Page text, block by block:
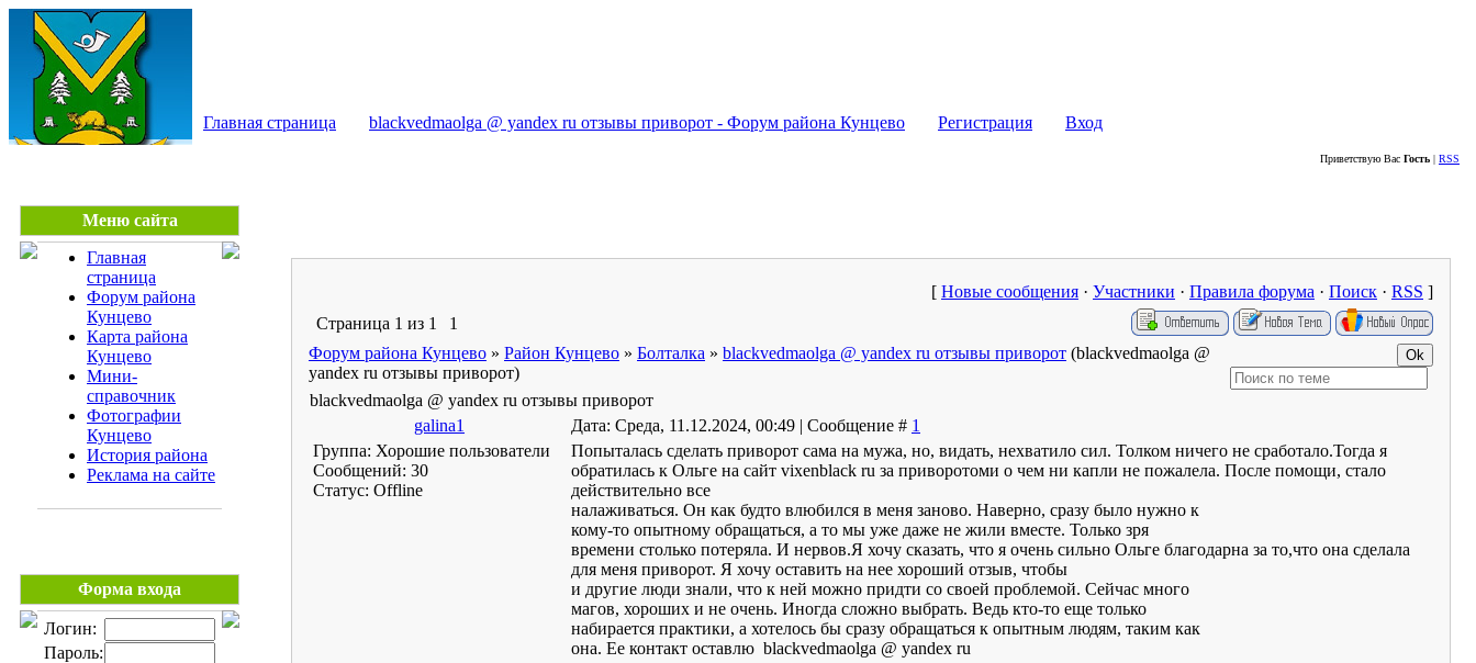
Главная страница blackvedmaolga @ yandex ru отзывы приворот - Форум района Кунцево Регистрация Вход
Приветствую Вас Гость | RSS
Меню сайта
Главная
страница
Форум района
Кунцево
Карта района
Кунцево
Мини-
справочник
Фотографии
Кунцево
История района
Реклама на сайте
Форма входа
Логин:
Пароль:
[ Новые сообщения · Участники · Правила форума · Поиск · RSS ]
Страница 1 из 1
1
Форум района Кунцево » Район Кунцево » Болталка » blackvedmaolga @ yandex ru отзывы приворот (blackvedmaolga @
yandex ru отзывы приворот)
blackvedmaolga @ yandex ru отзывы приворот
galina1
Дата: Среда, 11.12.2024, 00:49 | Сообщение # 1
Группа: Хорошие пользователи
Сообщений: 30
Статус: Offline
Попыталась сделать приворот сама на мужа, но, видать, нехватило сил. Толком ничего не сработало.Тогда я
обратилась к Ольге на сайт vixenblack ru за приворотоми о чем ни капли не пожалела. После помощи, стало
действительно все
налаживаться. Он как будто влюбился в меня заново. Наверно, сразу было нужно к
кому-то опытному обращаться, а то мы уже даже не жили вместе. Только зря
времени столько потеряла. И нервов.Я хочу сказать, что я очень сильно Ольге благодарна за то,что она сделала
для меня приворот. Я хочу оставить на нее хороший отзыв, чтобы
и другие люди знали, что к ней можно придти со своей проблемой. Сейчас много
магов, хороших и не очень. Иногда сложно выбрать. Ведь кто-то еще только
набирается практики, а хотелось бы сразу обращаться к опытным людям, таким как
она. Ее контакт оставлю blackvedmaolga @ yandex ru